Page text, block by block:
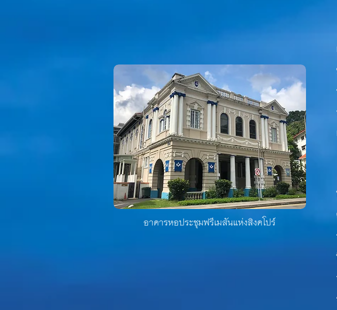
อาคารหอประชุมฟรีเมสันแห่งสิงคโปร์